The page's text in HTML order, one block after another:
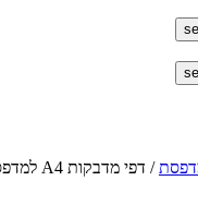
/ דפי מדבקות A4 למדפסת לייזר והזרקת דיו במידה 18×52.5 מ״מ